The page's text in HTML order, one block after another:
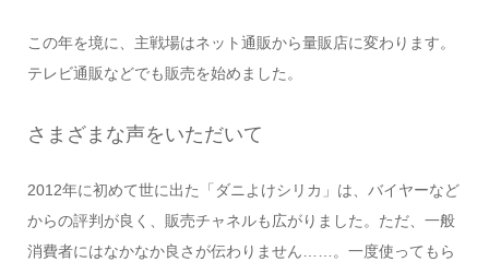
この年を境に、主戦場はネット通販から量販店に変わります。
テレビ通販などでも販売を始めました。
さまざまな声をいただいて
2012年に初めて世に出た「ダニよけシリカ」は、バイヤーなど
からの評判が良く、販売チャネルも広がりました。ただ、一般
消費者にはなかなか良さが伝わりません……。一度使ってもら